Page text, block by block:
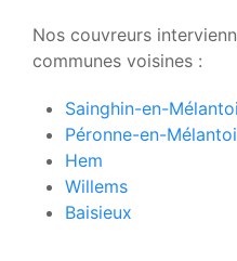
Nos couvreurs
communes voisines :
Sainghin-en-
Péronne-en-
Hem
Willems
Baisieux